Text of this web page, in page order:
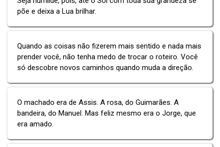
põe e deixa a Lua brilhar.
Quando as coisas não fizerem mais sentido e nada mais
prender você, não tenha medo de trocar o roteiro. Você
só descobre novos caminhos quando muda a direção.
O machado era de Assis. A rosa, do Guimarães. A
bandeira, do Manuel. Mas feliz mesmo era o Jorge, que
era amado.